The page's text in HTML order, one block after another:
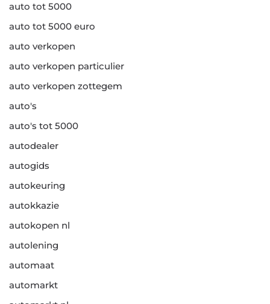
auto tot 5000
auto tot 5000 euro
auto verkopen
auto verkopen particulier
auto verkopen zottegem
auto's
auto's tot 5000
autodealer
autogids
autokeuring
autokkazie
autokopen nl
autolening
automaat
automarkt